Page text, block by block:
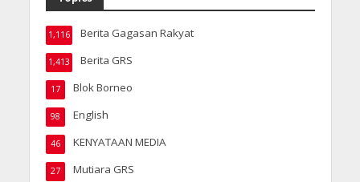
Berita Gagasan Rakyat
1,116
Berita GRS
1,413
Blok Borneo
17
English
98
KENYATAAN MEDIA
46
Mutiara GRS
27